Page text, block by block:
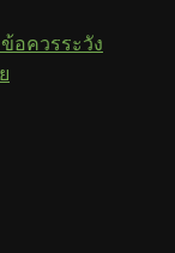
อควรระวัง